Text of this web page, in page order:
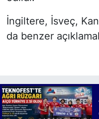
İngiltere, İsveç,
da benzer